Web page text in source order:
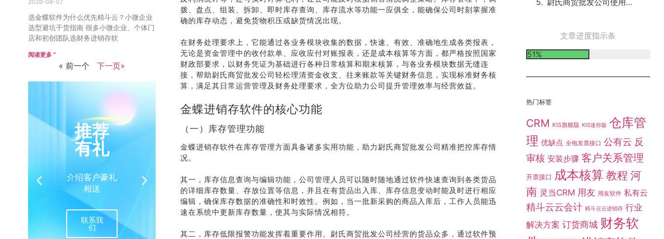
2026-08-07
选金蝶软件为什么优先精斗云？小微企业
选型避坑干货指南 很多小微企业、个体门
店和初创团队选财务进销存软
阅读更多 ”
« 前一个 下一页»
推荐
有礼
介绍客户豪礼
相送
联系我
们
销售
热线
400-178-
3238
拨、盘点、组装、拆卸、即时库存查询、库存流水等功能一应俱全，能确保公司时刻掌握准
确的库存动态，避免货物积压或缺货情况出现。
在财务处理要求上，它能通过各业务模块收集的数据，快速、有效、准确地生成各类报表，
无论是资金管理中的收付款单、应收应付对账报表，还是成本核算等方面，都严格按照国家
财政部要求，以财务凭证为基础进行各种日常核算和期末核算，与各业务模块数据无缝连
接，帮助尉氏商贸批发公司轻松理清资金收支、往来账款等关键财务信息，实现标准财务核
算，满足其日常运营管理及财务处理要求，全方位助力公司提升管理效率与经营效益。
金蝶进销存软件的核心功能
（一）库存管理功能
金蝶进销存软件在库存管理方面具备诸多实用功能，助力尉氏商贸批发公司精准把控库存情
况。
其一，库存信息查询与编辑功能，公司管理人员可以随时随地通过软件快速查询到各类货品
的详细库存数量、存放位置等信息，并且在有货品出入库、库存信息变动时能及时进行相应
编辑，确保库存数据的准确性和时效性。例如，当一批新采购的商品入库后，工作人员能迅
速在系统中更新库存数量，使其与实际情况相符。
其二，库存低限报警功能发挥着重要作用。尉氏商贸批发公司经营的货品众多，通过软件预
文章进度指示条
51%
CRM
仓库管
理 优缺点 公有云 反
审核 安装步骤 客户关系管理
成本核算 教程 河
南 灵当CRM 用友 私有云
精斗云云会计 精斗云云进销存
行业
解决方案 订货商城 财务软